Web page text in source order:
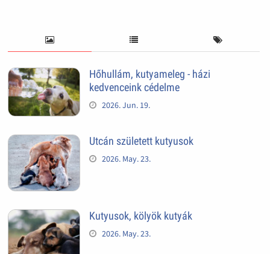
Hőhullám, kutyameleg - házi
kedvenceink cédelme
2026. Jun. 19.
Utcán született kutyusok
2026. May. 23.
Kutyusok, kölyök kutyák
2026. May. 23.